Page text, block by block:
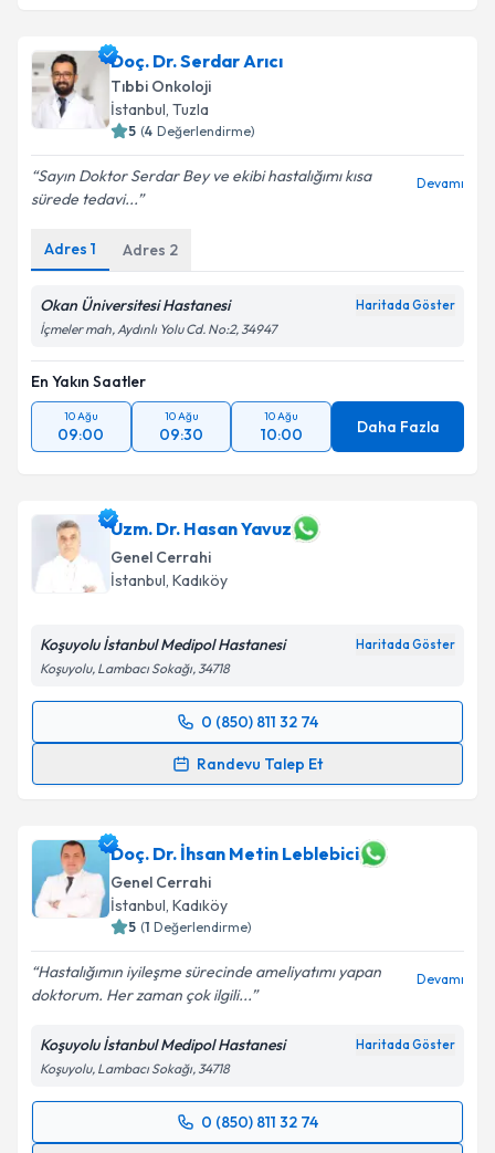
Doç. Dr. Serdar Arıcı
Tıbbi Onkoloji
İstanbul, Tuzla
5 (4 Değerlendirme)
Sayın Doktor Serdar Bey ve ekibi hastalığımı kısa
sürede tedavi...
Devamı
Adres 1 Adres 2
Okan Üniversitesi Hastanesi Haritada Göster
İçmeler mah, Aydınlı Yolu Cd. No:2, 34947
En Yakın Saatler
10 Ağu
09:00
10 Ağu
09:30
10 Ağu
10:00 Daha Fazla
Uzm. Dr. Hasan Yavuz
Genel Cerrahi
İstanbul, Kadıköy
Koşuyolu İstanbul Medipol Hastanesi Haritada Göster
Koşuyolu, Lambacı Sokağı, 34718
0 (850) 811 32 74
Randevu Talep Et
Randevu Takvimi Talebi
takvim hazırlandığında e-posta ile bilgilendireceğiz.
E-posta Adresiniz
Kişisel verilerimin işlenmesine ilişkin
kapsamda işlenmesini kabul ediyorum.
Takvim Talebini Gönder
Doç. Dr. İhsan Metin Leblebici
Genel Cerrahi
İstanbul, Kadıköy
5 (1 Değerlendirme)
Hastalığımın iyileşme sürecinde ameliyatımı yapan
doktorum. Her zaman çok ilgili...
Devamı
Koşuyolu İstanbul Medipol Hastanesi Haritada Göster
Koşuyolu, Lambacı Sokağı, 34718
0 (850) 811 32 74
Randevu Takvimi Talebi